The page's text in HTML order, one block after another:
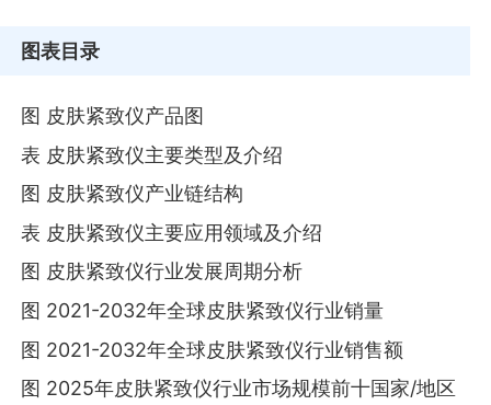
图表目录
图 皮肤紧致仪产品图
表 皮肤紧致仪主要类型及介绍
图 皮肤紧致仪产业链结构
表 皮肤紧致仪主要应用领域及介绍
图 皮肤紧致仪行业发展周期分析
图 2021-2032年全球皮肤紧致仪行业销量
图 2021-2032年全球皮肤紧致仪行业销售额
图 2025年皮肤紧致仪行业市场规模前十国家/地区